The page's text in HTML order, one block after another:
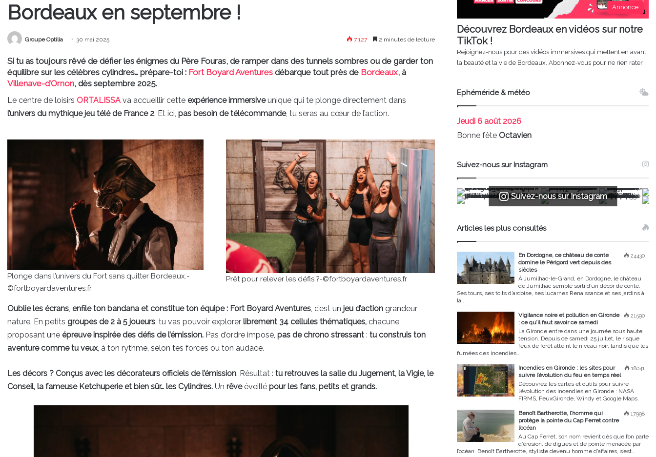
Bordeaux en septembre !
Groupe Optilia 30 mai 2025 7 127 2 minutes de lecture
Si tu as toujours rêvé de défier les énigmes du Père Fouras, de ramper dans des tunnels sombres ou de garder ton
équilibre sur les célèbres cylindres… prépare-toi : Fort Boyard Aventures débarque tout près de Bordeaux, à
Villenave-d’Ornon, dès septembre 2025.
Le centre de loisirs ORTALISSAva accueillir cette expérience immersiveunique qui te plonge directement dans
l’univers du mythique jeu télé de France 2. Et ici, pas besoin de télécommande, tu seras au cœur de l’action.
Plonge dans l’univers du Fort sans quitter Bordeaux.-
©fortboyardaventures.fr
Prêt pour relever les défis ?-©fortboyardaventures.fr
Oublie les écrans, enfile ton bandana et constitue ton équipe : Fort Boyard Aventures, c’est un jeu d’action grandeur
nature. En petits groupes de 2 à 5 joueurs, tu vas pouvoir explorer librement 34 cellules thématiques, chacune
proposant une épreuve inspirée des défis de l’émission. Pas d’ordre imposé, pas de chrono stressant : tu construis ton
aventure comme tu veux, à ton rythme, selon tes forces ou ton audace.
Les décors ? Conçus avec les décorateurs officiels de l’émission. Résultat : tu retrouves la salle du Jugement, la Vigie, le
Conseil, la fameuse Ketchuperie et bien sûr… les Cylindres. Un rêveéveillé pour les fans, petits et grands.
Annonce
Découvrez Bordeaux en vidéos sur notre
TikTok !
Rejoignez-nous pour des vidéos immersives qui mettent en avant
la beauté et la vie de Bordeaux. Abonnez-vous pour ne rien rater !
Ephéméride & météo
Jeudi 6 août 2026
Bonne fête Octavien
Suivez-nous sur Instagram
Suivez-nous sur Instagram
Articles les plus consultés
24430
En Dordogne, ce château de conte
domine le Périgord vert depuis des
siècles
À Jumilhac-le-Grand, en Dordogne, le château
de Jumilhac semble sorti d’un décor de conte.
Ses tours, ses toits d’ardoise, ses lucarnes Renaissance et ses jardins à
la...
21590
Vigilance noire et pollution en Gironde
: ce qu’il faut savoir ce samedi
La Gironde entre dans une journée sous haute
tension. Depuis ce samedi 25 juillet, le risque
feux de forêt atteint le niveau noir, tandis que les
fumées des incendies...
18041
Incendies en Gironde : les sites pour
suivre l’évolution du feu en temps réel
Découvrez les cartes et outils pour suivre
l’évolution des incendies en Gironde : NASA
FIRMS, FeuxGironde, Windy et Google Maps.
17998
Benoît Bartherotte, l’homme qui
protège la pointe du Cap Ferret contre
l’océan
Au Cap Ferret, son nom revient dès que l’on parle
d’érosion, de digues et de pointe menacée par
l’océan. Benoît Bartherotte, styliste devenu homme d’affaires, s’est...